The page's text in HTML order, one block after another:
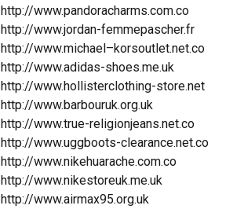
http://www.pandoracharms.com.co
http://www.jordan-femmepascher.fr
http://www.michael–korsoutlet.net.co
http://www.adidas-shoes.me.uk
http://www.hollisterclothing-store.net
http://www.barbouruk.org.uk
http://www.true-religionjeans.net.co
http://www.uggboots-clearance.net.co
http://www.nikehuarache.com.co
http://www.nikestoreuk.me.uk
http://www.airmax95.org.uk